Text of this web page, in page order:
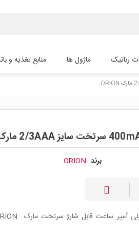
رباتیک ماژول ها منابع تغذیه و
برند ORION